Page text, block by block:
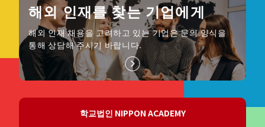
해외 인재를 찾는 기업에게
해외 인재 채용을 고려하고 있는 기업은 문의 양식을
통해 상담해 주시기 바랍니다.
학교법인 NIPPON ACADEMY